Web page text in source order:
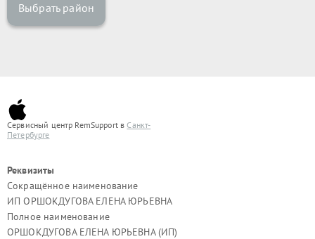
Выбрать район
Сервисный центр RemSupport вСанкт-
Петербурге
Реквизиты
Сокращённое наименование
ИП ОРШОКДУГОВА ЕЛЕНА ЮРЬЕВНА
Полное наименование
ОРШОКДУГОВА ЕЛЕНА ЮРЬЕВНА (ИП)